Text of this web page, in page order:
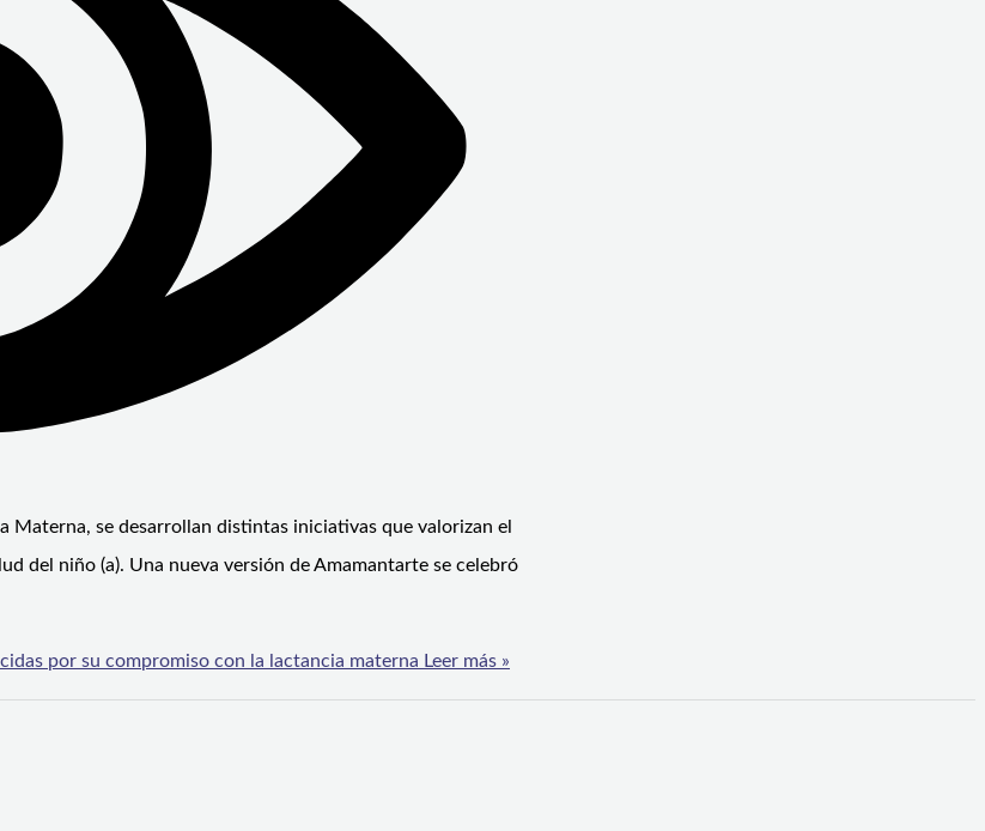
Materna, se desarrollan distintas iniciativas que valorizan el
del niño (a). Una nueva versión de Amamantarte se celebró
por su compromiso con la lactancia materna Leer más »